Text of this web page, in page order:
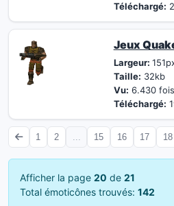
Téléchargé:
Jeux
Largeur:
Taille: 32kb
Vu: 6.430 fois
Téléchargé:
1 2 15 16 17 18
Afficher la page 20 de 21
Total émoticônes trouvés: 142